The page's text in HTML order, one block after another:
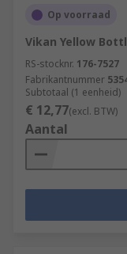
Op voorraad
Vikan Yellow
RS-stocknr. 176-7527
Fabrikantnummer
Subtotaal (1 eenheid)
€ 12,77(excl. BTW)
Aantal